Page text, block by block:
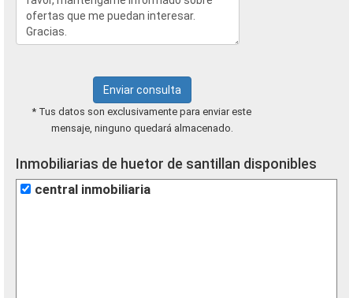
Enviar consulta
* Tus datos son exclusivamente para enviar este
mensaje, ninguno quedará almacenado.
Inmobiliarias de huetor de santillan disponibles
central inmobiliaria